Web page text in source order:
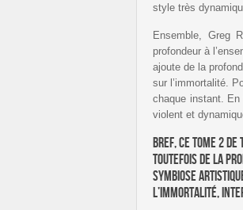
style très
Ensemble, Greg
profondeur à
ajoute de la
sur l’immortalité.
chaque instant.
violent et
Bref, ce tome 2
toutefois de la
symbiose
l’immortalité,